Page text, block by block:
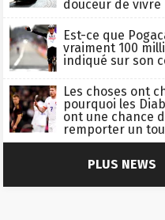
douceur de vivre
Est-ce que
vraiment 100
indiqué sur son
Les choses ont
pourquoi les
ont une chance
remporter un
PLUS NEWS